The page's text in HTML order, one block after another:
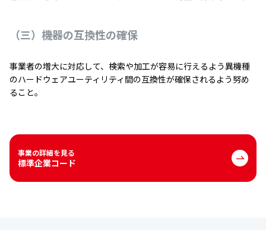
（三）機器の互換性の確保
事業者の増大に対応して、検索や加工が容易に行えるよう異機種
のハードウェアユーティリティ間の互換性が確保されるよう努め
ること。
事業の詳細を見る
標準企業コード